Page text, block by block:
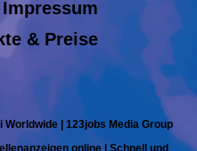
Impressum
& Preise
| 123jobs Media Group